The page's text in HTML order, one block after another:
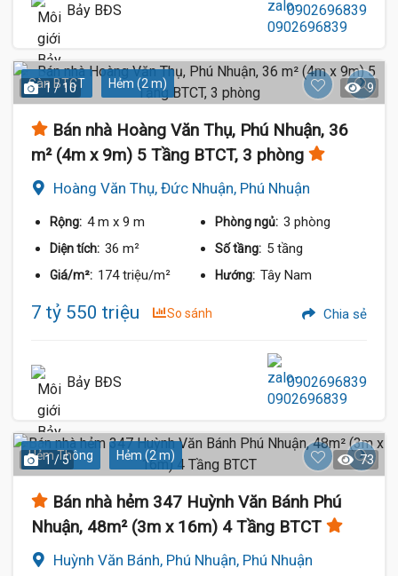
Bảy BĐS 0902696839
Sàn BTCT Hẻm (2 m)
1 / 10 9
Bán nhà Hoàng Văn Thụ, Phú Nhuận, 36
m² (4m x 9m) 5 Tầng BTCT, 3 phòng
Hoàng Văn Thụ, Đức Nhuận, Phú Nhuận
Rộng: 4 m x 9 m Phòng ngủ: 3 phòng
Diện tích: 36 m² Số tầng: 5 tầng
Giá/m²: 174 triệu/m² Hướng: Tây Nam
7 tỷ 550 triệu So sánh Chia sẻ
Bảy BĐS 0902696839
Hẻm Thông Hẻm (2 m)
1 / 5 73
Bán nhà hẻm 347 Huỳnh Văn Bánh Phú
Nhuận, 48m² (3m x 16m) 4 Tầng BTCT
Huỳnh Văn Bánh, Phú Nhuận, Phú Nhuận